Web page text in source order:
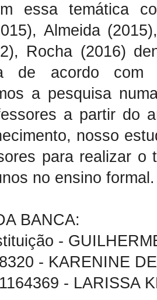
essa temática
Almeida
Rocha (2016)
de acordo
a pesquisa
a partir do
nosso
para realizar o
no ensino formal.
BANCA:
-
- KARENINE
- LARISSA